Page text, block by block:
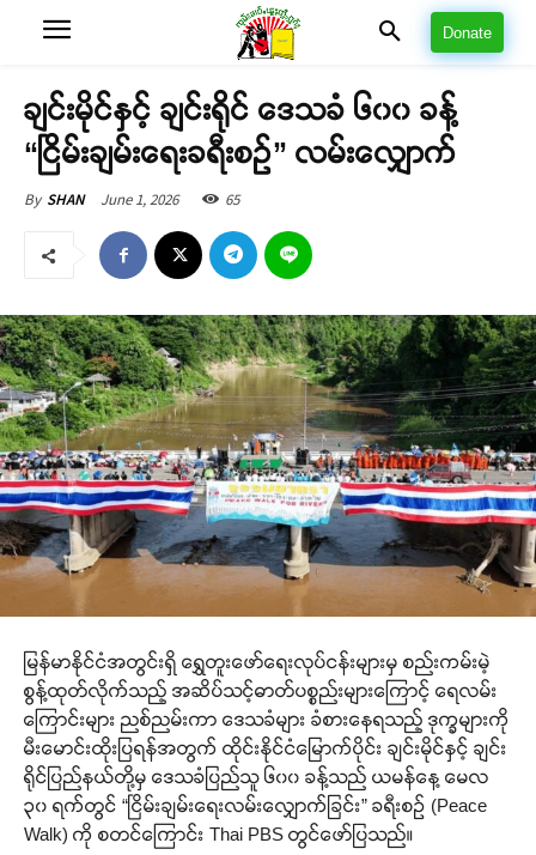
Donate
ချင်းမိုင်နှင့် ချင်းရိုင် ဒေသခံ ၆၀၀ ခန့်
“ငြိမ်းချမ်းရေးခရီးစဉ်” လမ်းလျှောက်
By SHAN June 1, 2026 65
မြန်မာနိုင်ငံအတွင်းရှိ ရွှေတူးဖော်ရေးလုပ်ငန်းများမှ စည်းကမ်းမဲ့
စွန့်ထုတ်လိုက်သည့် အဆိပ်သင့်ဓာတ်ပစ္စည်းများကြောင့် ရေလမ်း
ကြောင်းများ ညစ်ညမ်းကာ ဒေသခံများ ခံစားနေရသည့် ဒုက္ခများကို
မီးမောင်းထိုးပြရန်အတွက် ထိုင်းနိုင်ငံမြောက်ပိုင်း ချင်းမိုင်နှင့် ချင်း
ရိုင်ပြည်နယ်တို့မှ ဒေသခံပြည်သူ ၆၀၀ ခန့်သည် ယမန်နေ့ မေလ
၃၀ ရက်တွင် “ငြိမ်းချမ်းရေးလမ်းလျှောက်ခြင်း” ခရီးစဉ် (Peace
Walk) ကို စတင်ကြောင်း Thai PBS တွင်ဖော်ပြသည်။